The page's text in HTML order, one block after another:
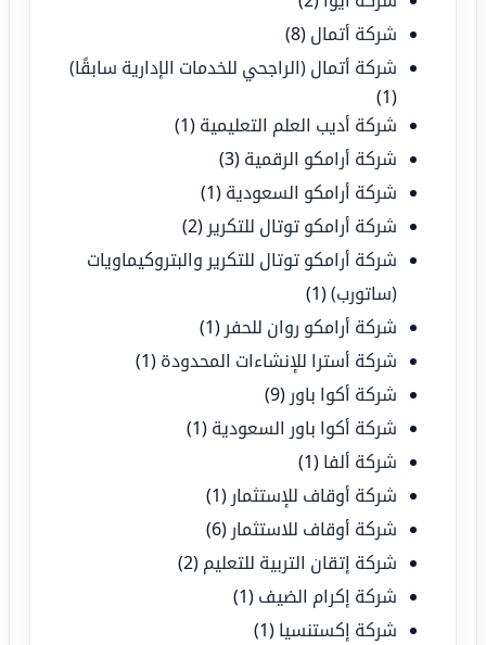
شركة أتمال (8)
شركة أتمال (الراجحي للخدمات الإدارية سابقًا)
(1)
شركة أديب العلم التعليمية (1)
شركة أرامكو الرقمية (3)
شركة أرامكو السعودية (1)
شركة أرامكو توتال للتكرير (2)
شركة أرامكو توتال للتكرير والبتروكيماويات
(ساتورب)(1)
شركة أرامكو روان للحفر (1)
شركة أسترا للإنشاءات المحدودة (1)
شركة أكوا باور (9)
شركة أكوا باور السعودية (1)
شركة ألفا (1)
شركة أوقاف للإستثمار (1)
شركة أوقاف للاستثمار (6)
شركة إتقان التربية للتعليم (2)
شركة إكرام الضيف (1)
شركة إكستنسيا (1)